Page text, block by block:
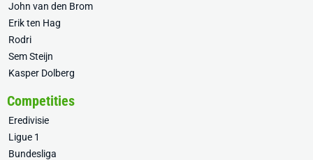
John van den Brom
Erik ten Hag
Rodri
Sem Steijn
Kasper Dolberg
Competities
Eredivisie
Ligue 1
Bundesliga